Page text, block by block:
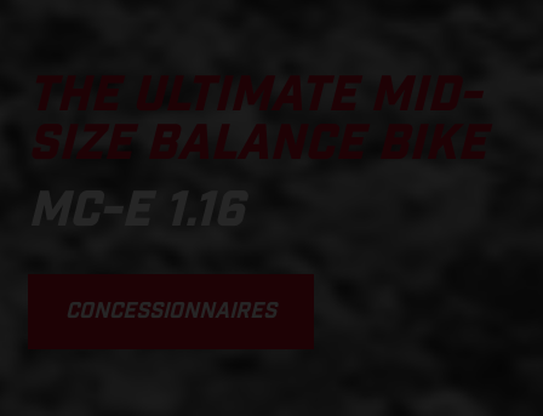
THE ULTIMATE MID-
SIZE BALANCE BIKE
MC-E 1.16
CONCESSIONNAIRES